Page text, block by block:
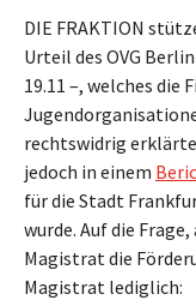
DIE FRAKTION
Urteil des OVG
19.11 –, welches die
rechtswidrig
jedoch in einem
für die Stadt
wurde. Auf die
Magistrat die
Magistrat lediglich: